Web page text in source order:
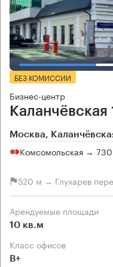
БЕЗ КОМИССИИ
Бизнес-центр
Каланчёвская
Москва,
Комсомольская →
520 м → Глухарев
Арендуемые площади
10 кв.м
Класс офисов
B+